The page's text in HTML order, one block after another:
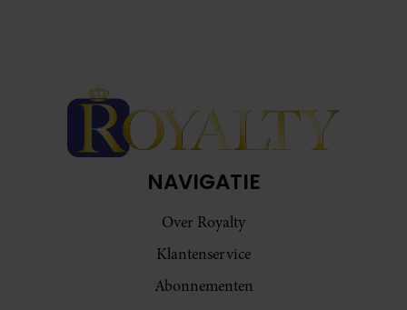
NAVIGATIE
Over Royalty
Klantenservice
Abonnementen